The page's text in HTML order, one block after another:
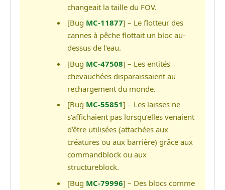
changeait la taille du FOV.
[Bug MC-11877] – Le flotteur des
cannes à pêche flottait un bloc au-
dessus de l’eau.
[Bug MC-47508] – Les entités
chevauchées disparaissaient au
rechargement du monde.
[Bug MC-55851] – Les laisses ne
s’affichaient pas lorsqu’elles venaient
d’être utilisées (attachées aux
créatures ou aux barrière) grâce aux
commandblock ou aux
structureblock.
[Bug MC-79996] – Des blocs comme